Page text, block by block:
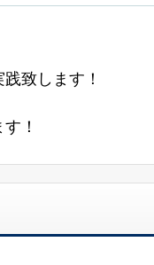
致します！
！